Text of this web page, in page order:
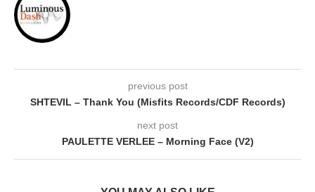
previous post
SHTEVIL – Thank You (Misfits Records/CDF Records)
next post
PAULETTE VERLEE – Morning Face (V2)